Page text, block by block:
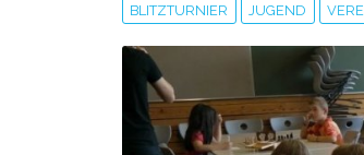
BLITZTURNIER JUGEND